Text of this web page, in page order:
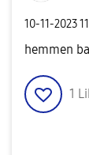
‎10-11-2023
hemmen
1